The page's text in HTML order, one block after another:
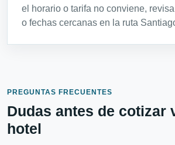
el horario o tarifa no conviene,
o fechas cercanas en la ruta
PREGUNTAS FRECUENTES
Dudas antes de cotizar
hotel